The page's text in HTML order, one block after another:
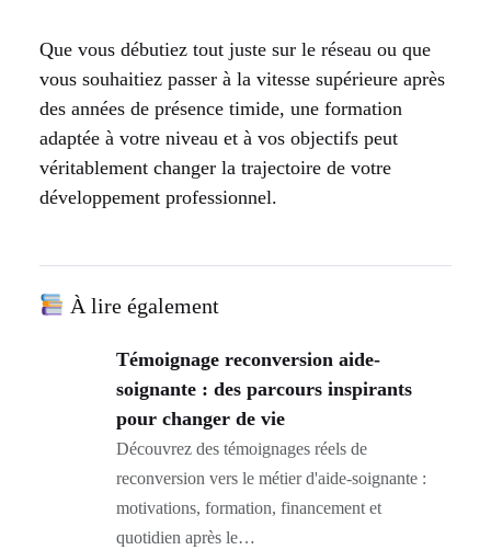
Que vous débutiez tout juste sur le réseau ou que
vous souhaitiez passer à la vitesse supérieure après
des années de présence timide, une formation
adaptée à votre niveau et à vos objectifs peut
véritablement changer la trajectoire de votre
développement professionnel.
À lire également
Témoignage reconversion aide-
soignante : des parcours inspirants
pour changer de vie
Découvrez des témoignages réels de
reconversion vers le métier d'aide-soignante :
motivations, formation, financement et
quotidien après le…